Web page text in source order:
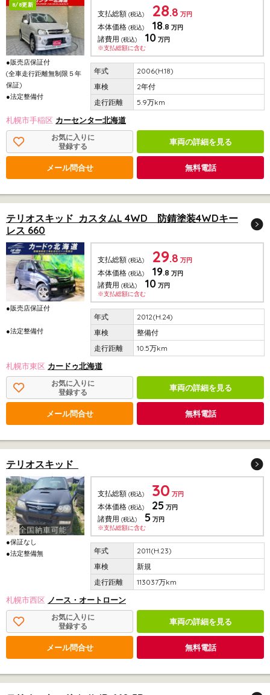
8/8更新
●販売店保証付
(全車走行距離無制限５年
保証)
●法定整備付
支払総額 (税込) 28.8 万円
本体価格 (税込) 18.8 万円
諸費用 (税込) 10 万円
※支払総額に含む
2006(H.18)
2年付
5.9万km
札幌市手稲区 カーセンター北海道
お気に入りに
登録する
車両の詳細を見る
メール問合せ 無料電話
テリオスキッド カスタムL 4WD 防錆塗装4WDキー
レス 660
●販売店保証付
●法定整備付
支払総額 (税込) 29.8 万円
本体価格 (税込) 19.8 万円
諸費用 (税込) 10 万円
※支払総額に含む
2012(H.24)
整備付
10.5万km
札幌市東区 カードゥ北海道
お気に入りに
登録する
車両の詳細を見る
メール問合せ 無料電話
テリオスキッド
●保証なし
●法定整備無
支払総額 (税込) 30 万円
本体価格 (税込) 25 万円
諸費用 (税込) 5 万円
※支払総額に含む
2011(H.23)
新規
113037万km
札幌市西区 ノース・オートローン
お気に入りに
登録する
車両の詳細を見る
メール問合せ 無料電話